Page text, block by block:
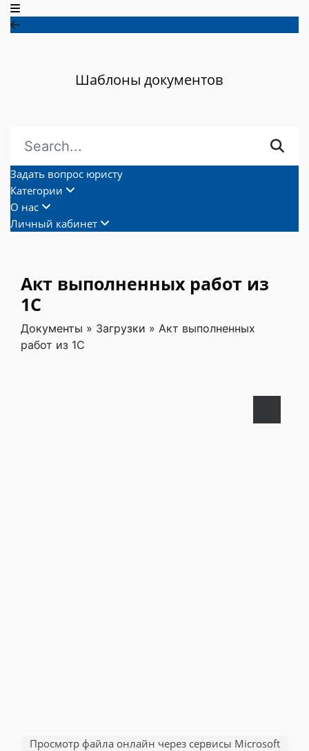
Шаблоны документов
Задать вопрос юристу
Категории
О нас
Личный кабинет
Акт выполненных работ из
1С
Документы » Загрузки » Акт выполненных
работ из 1С
Просмотр файла онлайн через сервисы Microsoft